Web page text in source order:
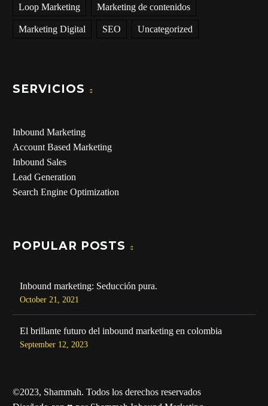
Loop Marketing Marketing de contenidos
Marketing Digital SEO Uncategorized
SERVICIOS
Inbound Marketing
Account Based Marketing
Inbound Sales
Lead Generation
Search Engine Optimization
POPULAR POSTS
Inbound marketing: Seducción pura.
October 21, 2021
El brillante futuro del inbound marketing en colombia
September 12, 2023
©2023, Shammah. Todos los derechos reservados